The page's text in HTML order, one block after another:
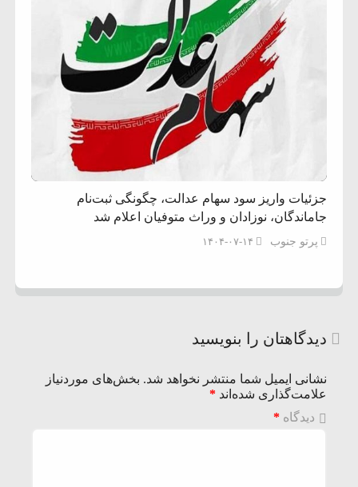
جزئیات واریز سود سهام عدالت، چگونگی ثبت‌نام
جاماندگان، نوزادان و وراث متوفیان اعلام شد
پرتو جنوب ۱۴۰۴-۰۷-۱۴
دیدگاهتان را بنویسید
نشانی ایمیل شما منتشر نخواهد شد. بخش‌های موردنیاز
علامت‌گذاری شده‌اند *
دیدگاه *